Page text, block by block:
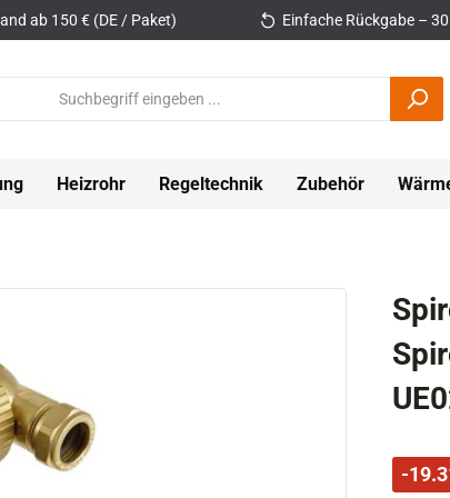
ab 150 € (DE / Paket) Einfache Rückgabe –
Heizrohr Regeltechnik Zubehör
-